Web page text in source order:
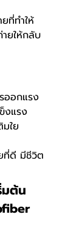
ที่ทำให้
ยให้กลับ
ออกแรง
งแรง
ใย
ที่ดี มีชีวิต
มต้น